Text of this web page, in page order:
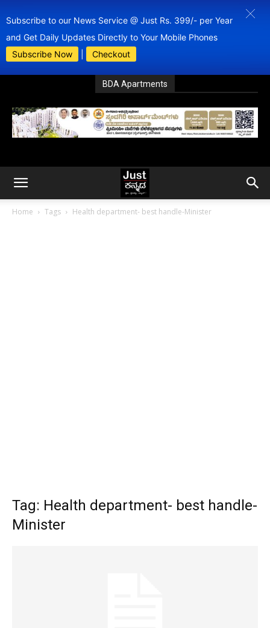
Subscribe to our News Service @ Just Rs. 399/- per Year
and Get Daily Updates Directly to Your Mobile Phones
Subscribe Now
Checkout
BDA Apartments
Home Tags Health department- best handle-Minister
Tag: Health department- best handle-
Minister